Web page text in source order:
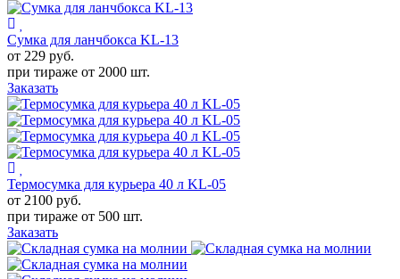
Сумка для ланчбокса KL-13
от 229 руб.
при тираже от 2000 шт.
Заказать
Термосумка для курьера 40 л KL-05
от 2100 руб.
при тираже от 500 шт.
Заказать